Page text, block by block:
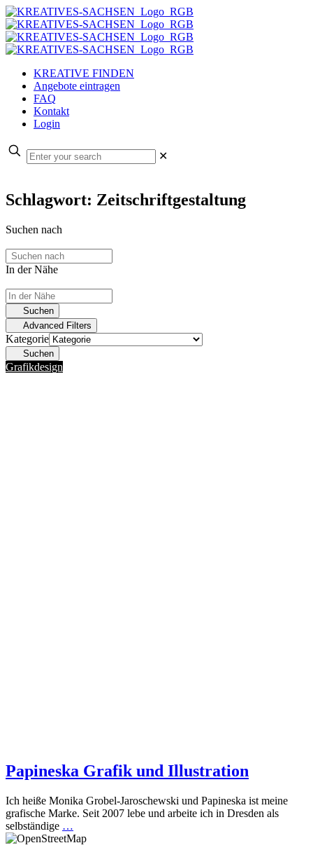
KREATIVE FINDEN
Angebote eintragen
FAQ
Kontakt
Login
✕
Schlagwort: Zeitschriftgestaltung
Suchen nach
In der Nähe
Suchen
Advanced Filters
Kategorie
Suchen
Grafikdesign
Papineska Grafik und Illustration
Ich heiße Monika Grobel-Jaroschewski und Papineska ist meine
grafische Marke. Seit 2007 lebe und arbeite ich in Dresden als
selbständige …